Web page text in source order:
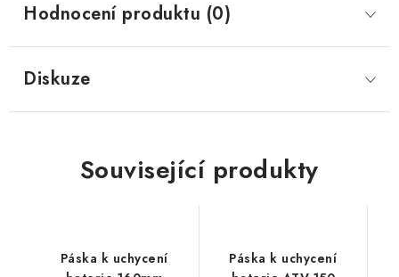
Hodnocení produktu (0)
Diskuze
Související produkty
Páska k uchycení
Páska k uchycení